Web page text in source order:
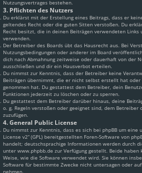
Nutzungsvertrages bestehen.
3. Pflichten des Nutzers
Du erklärst mit der Erstellung eines Beitrags, dass er
geltendes Recht oder die guten Sitten verstoßen. Du
Recht besitzt, die in deinen Beiträgen verwendeten Links
verwenden.
Der Betreiber des Boards übt das Hausrecht aus. Bei
Nutzungsbedingungen oder anderer im Board
dich nach Abmahnung zeitweise oder dauerhaft von der
ausschließen und dir ein Hausverbot erteilen.
Du nimmst zur Kenntnis, dass der Betreiber keine
Beiträgen übernimmt, die er nicht selbst erstellt hat
genommen hat. Du gestattest dem Betreiber, dein
Funktionen jederzeit zu löschen oder zu sperren.
Du gestattest dem Betreiber darüber hinaus, deine
o. g. Regeln verstoßen oder geeignet sind, dem Betreiber
zuzufügen.
4. General Public License
Du nimmst zur Kenntnis, dass es sich bei phpBB um eine
License v2“ (GPL) bereitgestellten Foren-Software von
handelt; deutschsprachige Informationen werden durch
unter www.phpbb.de zur Verfügung gestellt. Beide haben
Weise, wie die Software verwendet wird. Sie können
Software für bestimmte Zwecke nicht untersagen oder
nehmen.